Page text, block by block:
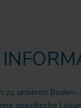
zu unseren
spezifische